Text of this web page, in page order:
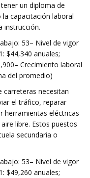
un diploma de
capacitación laboral
instrucción.
53– Nivel de vigor
$44,340 anuales;
Crecimiento laboral
del promedio)
necesitan
el tráfico, reparar
herramientas eléctricas
libre. Estos puestos
secundaria o
53– Nivel de vigor
$49,260 anuales;